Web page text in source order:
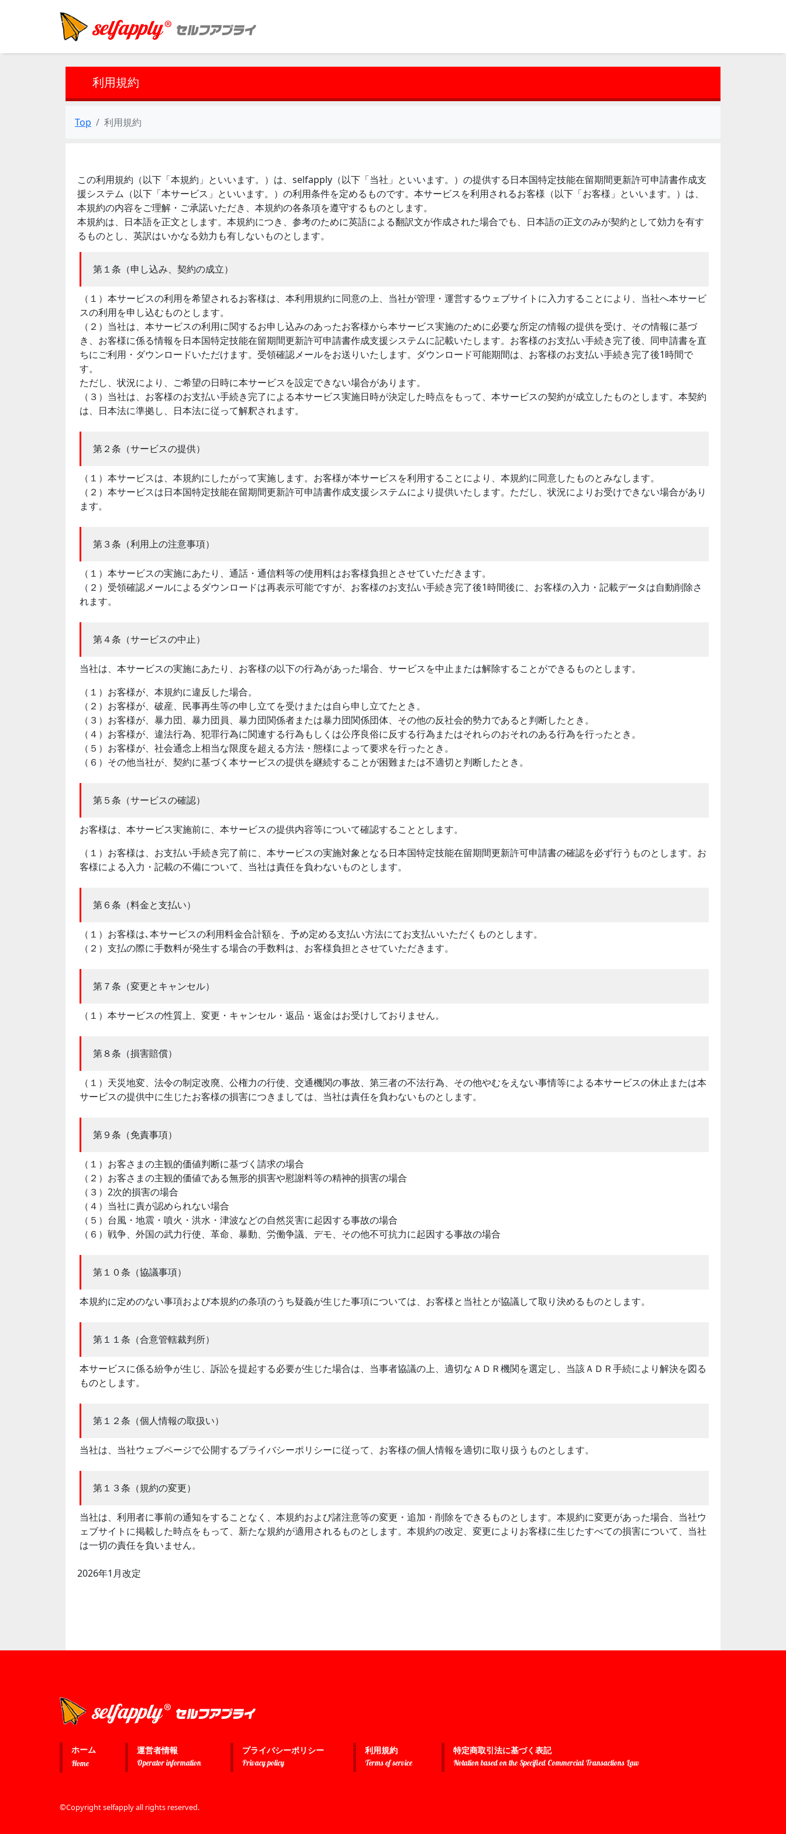
利用規約
Top 利用規約
この利用規約（以下「本規約」といいます。）は、selfapply（以下「当社」といいます。）の提供する日本国特定技能在留期間更新許可申請書作成支
援システム（以下「本サービス」といいます。）の利用条件を定めるものです。本サービスを利用されるお客様（以下「お客様」といいます。）は、
本規約の内容をご理解・ご承諾いただき、本規約の各条項を遵守するものとします。
本規約は、日本語を正文とします。本規約につき、参考のために英語による翻訳文が作成された場合でも、日本語の正文のみが契約として効力を有す
るものとし、英訳はいかなる効力も有しないものとします。
第１条（申し込み、契約の成立）
（１）本サービスの利用を希望されるお客様は、本利用規約に同意の上、当社が管理・運営するウェブサイトに入力することにより、当社へ本サービ
スの利用を申し込むものとします。
（２）当社は、本サービスの利用に関するお申し込みのあったお客様から本サービス実施のために必要な所定の情報の提供を受け、その情報に基づ
き、お客様に係る情報を日本国特定技能在留期間更新許可申請書作成支援システムに記載いたします。お客様のお支払い手続き完了後、同申請書を直
ちにご利用・ダウンロードいただけます。受領確認メールをお送りいたします。ダウンロード可能期間は、お客様のお支払い手続き完了後1時間で
す。
ただし、状況により、ご希望の日時に本サービスを設定できない場合があります。
（３）当社は、お客様のお支払い手続き完了による本サービス実施日時が決定した時点をもって、本サービスの契約が成立したものとします。本契約
は、日本法に準拠し、日本法に従って解釈されます。
第２条（サービスの提供）
（１）本サービスは、本規約にしたがって実施します。お客様が本サービスを利用することにより、本規約に同意したものとみなします。
（２）本サービスは日本国特定技能在留期間更新許可申請書作成支援システムにより提供いたします。ただし、状況によりお受けできない場合があり
ます。
第３条（利用上の注意事項）
（１）本サービスの実施にあたり、通話・通信料等の使用料はお客様負担とさせていただきます。
（２）受領確認メールによるダウンロードは再表示可能ですが、お客様のお支払い手続き完了後1時間後に、お客様の入力・記載データは自動削除さ
れます。
第４条（サービスの中止）
当社は、本サービスの実施にあたり、お客様の以下の行為があった場合、サービスを中止または解除することができるものとします。
（１）お客様が、本規約に違反した場合。
（２）お客様が、破産、民事再生等の申し立てを受けまたは自ら申し立てたとき。
（３）お客様が、暴力団、暴力団員、暴力団関係者または暴力団関係団体、その他の反社会的勢力であると判断したとき。
（４）お客様が、違法行為、犯罪行為に関連する行為もしくは公序良俗に反する行為またはそれらのおそれのある行為を行ったとき。
（５）お客様が、社会通念上相当な限度を超える方法・態様によって要求を行ったとき。
（６）その他当社が、契約に基づく本サービスの提供を継続することが困難または不適切と判断したとき。
第５条（サービスの確認）
お客様は、本サービス実施前に、本サービスの提供内容等について確認することとします。
（１）お客様は、お支払い手続き完了前に、本サービスの実施対象となる日本国特定技能在留期間更新許可申請書の確認を必ず行うものとします。お
客様による入力・記載の不備について、当社は責任を負わないものとします。
第６条（料金と支払い）
（１）お客様は､本サービスの利用料金合計額を、予め定める支払い方法にてお支払いいただくものとします。
（２）支払の際に手数料が発生する場合の手数料は、お客様負担とさせていただきます。
第７条（変更とキャンセル）
（１）本サービスの性質上、変更・キャンセル・返品・返金はお受けしておりません。
第８条（損害賠償）
（１）天災地変、法令の制定改廃、公権力の行使、交通機関の事故、第三者の不法行為、その他やむをえない事情等による本サービスの休止または本
サービスの提供中に生じたお客様の損害につきましては、当社は責任を負わないものとします。
第９条（免責事項）
（１）お客さまの主観的価値判断に基づく請求の場合
（２）お客さまの主観的価値である無形的損害や慰謝料等の精神的損害の場合
（３）2次的損害の場合
（４）当社に責が認められない場合
（５）台風・地震・噴火・洪水・津波などの自然災害に起因する事故の場合
（６）戦争、外国の武力行使、革命、暴動、労働争議、デモ、その他不可抗力に起因する事故の場合
第１０条（協議事項）
本規約に定めのない事項および本規約の条項のうち疑義が生じた事項については、お客様と当社とが協議して取り決めるものとします。
第１１条（合意管轄裁判所）
本サービスに係る紛争が生じ、訴訟を提起する必要が生じた場合は、当事者協議の上、適切なＡＤＲ機関を選定し、当該ＡＤＲ手続により解決を図る
ものとします。
第１２条（個人情報の取扱い）
当社は、当社ウェブページで公開するプライバシーポリシーに従って、お客様の個人情報を適切に取り扱うものとします。
第１３条（規約の変更）
当社は、利用者に事前の通知をすることなく、本規約および諸注意等の変更・追加・削除をできるものとします。本規約に変更があった場合、当社ウ
ェブサイトに掲載した時点をもって、新たな規約が適用されるものとします。本規約の改定、変更によりお客様に生じたすべての損害について、当社
は一切の責任を負いません。
2026年1月改定
ホーム
Home
運営者情報
Operator information
プライバシーポリシー
Privacy policy
利用規約
Terms of service
特定商取引法に基づく表記
Notation based on the Specified Commercial Transactions Law
©Copyright selfapply all rights reserved.